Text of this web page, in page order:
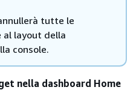
tutte le
layout della
console.
nella dashboard Home